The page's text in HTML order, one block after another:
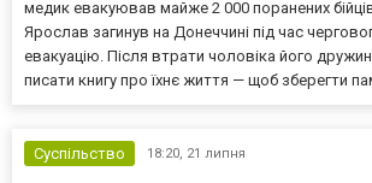
медик евакуював майже 2 000 поранених
Ярослав загинув на Донеччині під час
евакуацію. Після втрати чоловіка його
писати книгу про їхнє життя — щоб зберегти
Суспільство 18:20, 21 липня